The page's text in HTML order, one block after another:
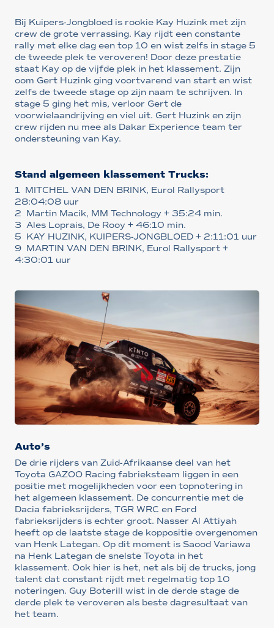
Bij Kuipers-Jongbloed is rookie Kay Huzink met zijn
crew de grote verrassing. Kay rijdt een constante
rally met elke dag een top 10 en wist zelfs in stage 5
de tweede plek te veroveren! Door deze prestatie
staat Kay op de vijfde plek in het klassement. Zijn
oom Gert Huzink ging voortvarend van start en wist
zelfs de tweede stage op zijn naam te schrijven. In
stage 5 ging het mis, verloor Gert de
voorwielaandrijving en viel uit. Gert Huzink en zijn
crew rijden nu mee als Dakar Experience team ter
ondersteuning van Kay.
Stand algemeen klassement Trucks:
1 MITCHEL VAN DEN BRINK, Eurol Rallysport
28:04:08 uur
2 Martin Macik, MM Technology + 35:24 min.
3 Ales Loprais, De Rooy + 46:10 min.
5 KAY HUZINK, KUIPERS-JONGBLOED + 2:11:01 uur
9 MARTIN VAN DEN BRINK, Eurol Rallysport +
4:30:01 uur
Auto’s
De drie rijders van Zuid-Afrikaanse deel van het
Toyota GAZOO Racing fabrieksteam liggen in een
positie met mogelijkheden voor een topnotering in
het algemeen klassement. De concurrentie met de
Dacia fabrieksrijders, TGR WRC en Ford
fabrieksrijders is echter groot. Nasser Al Attiyah
heeft op de laatste stage de koppositie overgenomen
van Henk Lategan. Op dit moment is Saood Variawa
na Henk Lategan de snelste Toyota in het
klassement. Ook hier is het, net als bij de trucks, jong
talent dat constant rijdt met regelmatig top 10
noteringen. Guy Boterill wist in de derde stage de
derde plek te veroveren als beste dagresultaat van
het team.